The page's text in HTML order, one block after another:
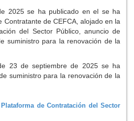
2025 se ha publicado en el se ha
Contratante de CEFCA, alojado en la
del Sector Público, anuncio de
suministro para la renovación de la
23 de septiembre de 2025 se ha
suministro para la renovación de la
de Contratación del Sector